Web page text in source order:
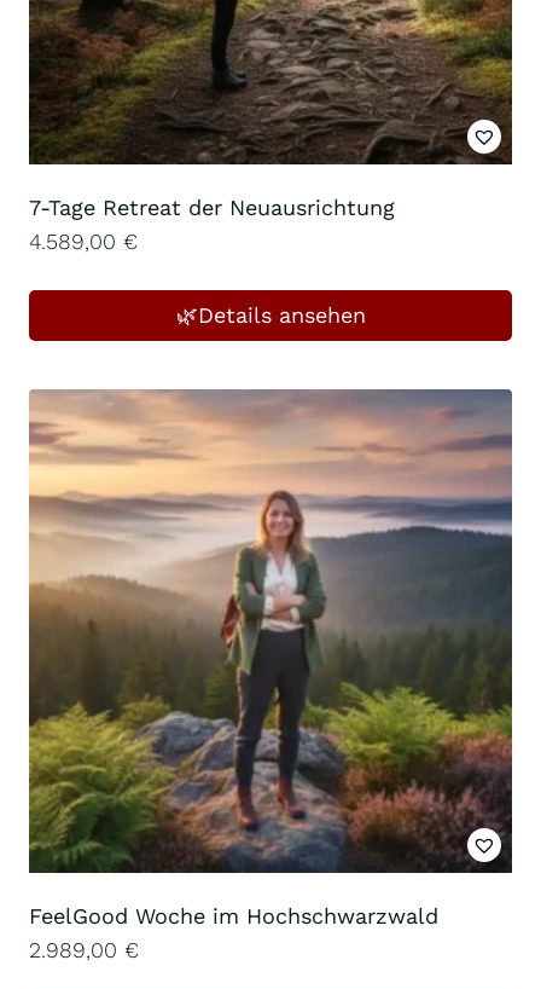
7-Tage Retreat der Neuausrichtung
4.589,00 €
🌿Details ansehen
FeelGood Woche im Hochschwarzwald
2.989,00 €